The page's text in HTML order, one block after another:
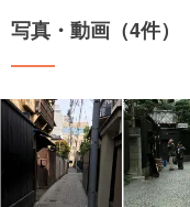
写真・動画（4件）